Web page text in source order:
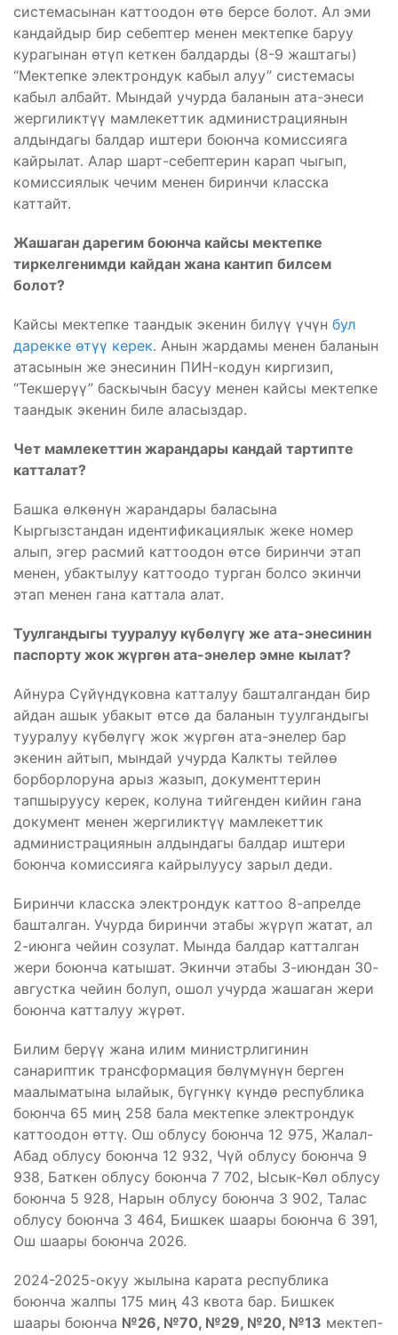
системасынан каттоодон өтө берсе болот. Ал эми
кандайдыр бир себептер менен мектепке баруу
курагынан өтүп кеткен балдарды (8-9 жаштагы)
“Мектепке электрондук кабыл алуу” системасы
кабыл албайт. Мындай учурда баланын ата-энеси
жергиликтүү мамлекеттик администрациянын
алдындагы балдар иштери боюнча комиссияга
кайрылат. Алар шарт-себептерин карап чыгып,
комиссиялык чечим менен биринчи класска
каттайт.
Жашаган дарегим боюнча кайсы мектепке
тиркелгенимди кайдан жана кантип билсем
болот?
Кайсы мектепке таандык экенин билүү үчүн бул
дарекке өтүү керек. Анын жардамы менен баланын
атасынын же энесинин ПИН-кодун киргизип,
“Текшерүү” баскычын басуу менен кайсы мектепке
таандык экенин биле аласыздар.
Чет мамлекеттин жарандары кандай тартипте
катталат?
Башка өлкөнүн жарандары баласына
Кыргызстандан идентификациялык жеке номер
алып, эгер расмий каттоодон өтсө биринчи этап
менен, убактылуу каттоодо турган болсо экинчи
этап менен гана каттала алат.
Туулгандыгы тууралуу күбөлүгү же ата-энесинин
паспорту жок жүргөн ата-энелер эмне кылат?
Айнура Сүйүндүковна катталуу башталгандан бир
айдан ашык убакыт өтсө да баланын туулгандыгы
тууралуу күбөлүгү жок жүргөн ата-энелер бар
экенин айтып, мындай учурда Калкты тейлөө
борборлоруна арыз жазып, документтерин
тапшыруусу керек, колуна тийгенден кийин гана
документ менен жергиликтүү мамлекеттик
администрациянын алдындагы балдар иштери
боюнча комиссияга кайрылуусу зарыл деди.
Биринчи класска электрондук каттоо 8-апрелде
башталган. Учурда биринчи этабы жүрүп жатат, ал
2-июнга чейин созулат. Мында балдар катталган
жери боюнча катышат. Экинчи этабы 3-июндан 30-
августка чейин болуп, ошол учурда жашаган жери
боюнча катталуу жүрөт.
Билим берүү жана илим министрлигинин
санариптик трансформация бөлүмүнүн берген
маалыматына ылайык, бүгүнкү күндө республика
боюнча 65 миң 258 бала мектепке электрондук
каттоодон өттү. Ош облусу боюнча 12 975, Жалал-
Абад облусу боюнча 12 932, Чүй облусу боюнча 9
938, Баткен облусу боюнча 7 702, Ысык-Көл облусу
боюнча 5 928, Нарын облусу боюнча 3 902, Талас
облусу боюнча 3 464, Бишкек шаары боюнча 6 391,
Ош шаары боюнча 2026.
2024-2025-окуу жылына карата республика
боюнча жалпы 175 миң 43 квота бар. Бишкек
шаары боюнча №26, №70, №29, №20, №13 мектеп-